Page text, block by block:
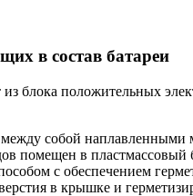
в состав батареи
блока положительных
собой наплавленными
помещен в пластмассовый
с обеспечением
в крышке и